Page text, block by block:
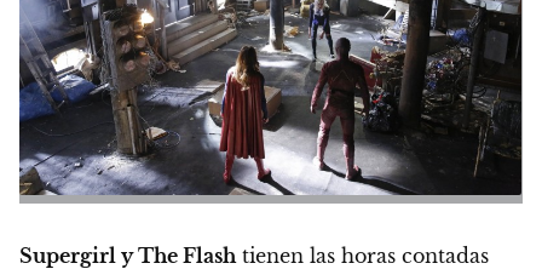
Supergirl y The Flash tienen las horas contadas